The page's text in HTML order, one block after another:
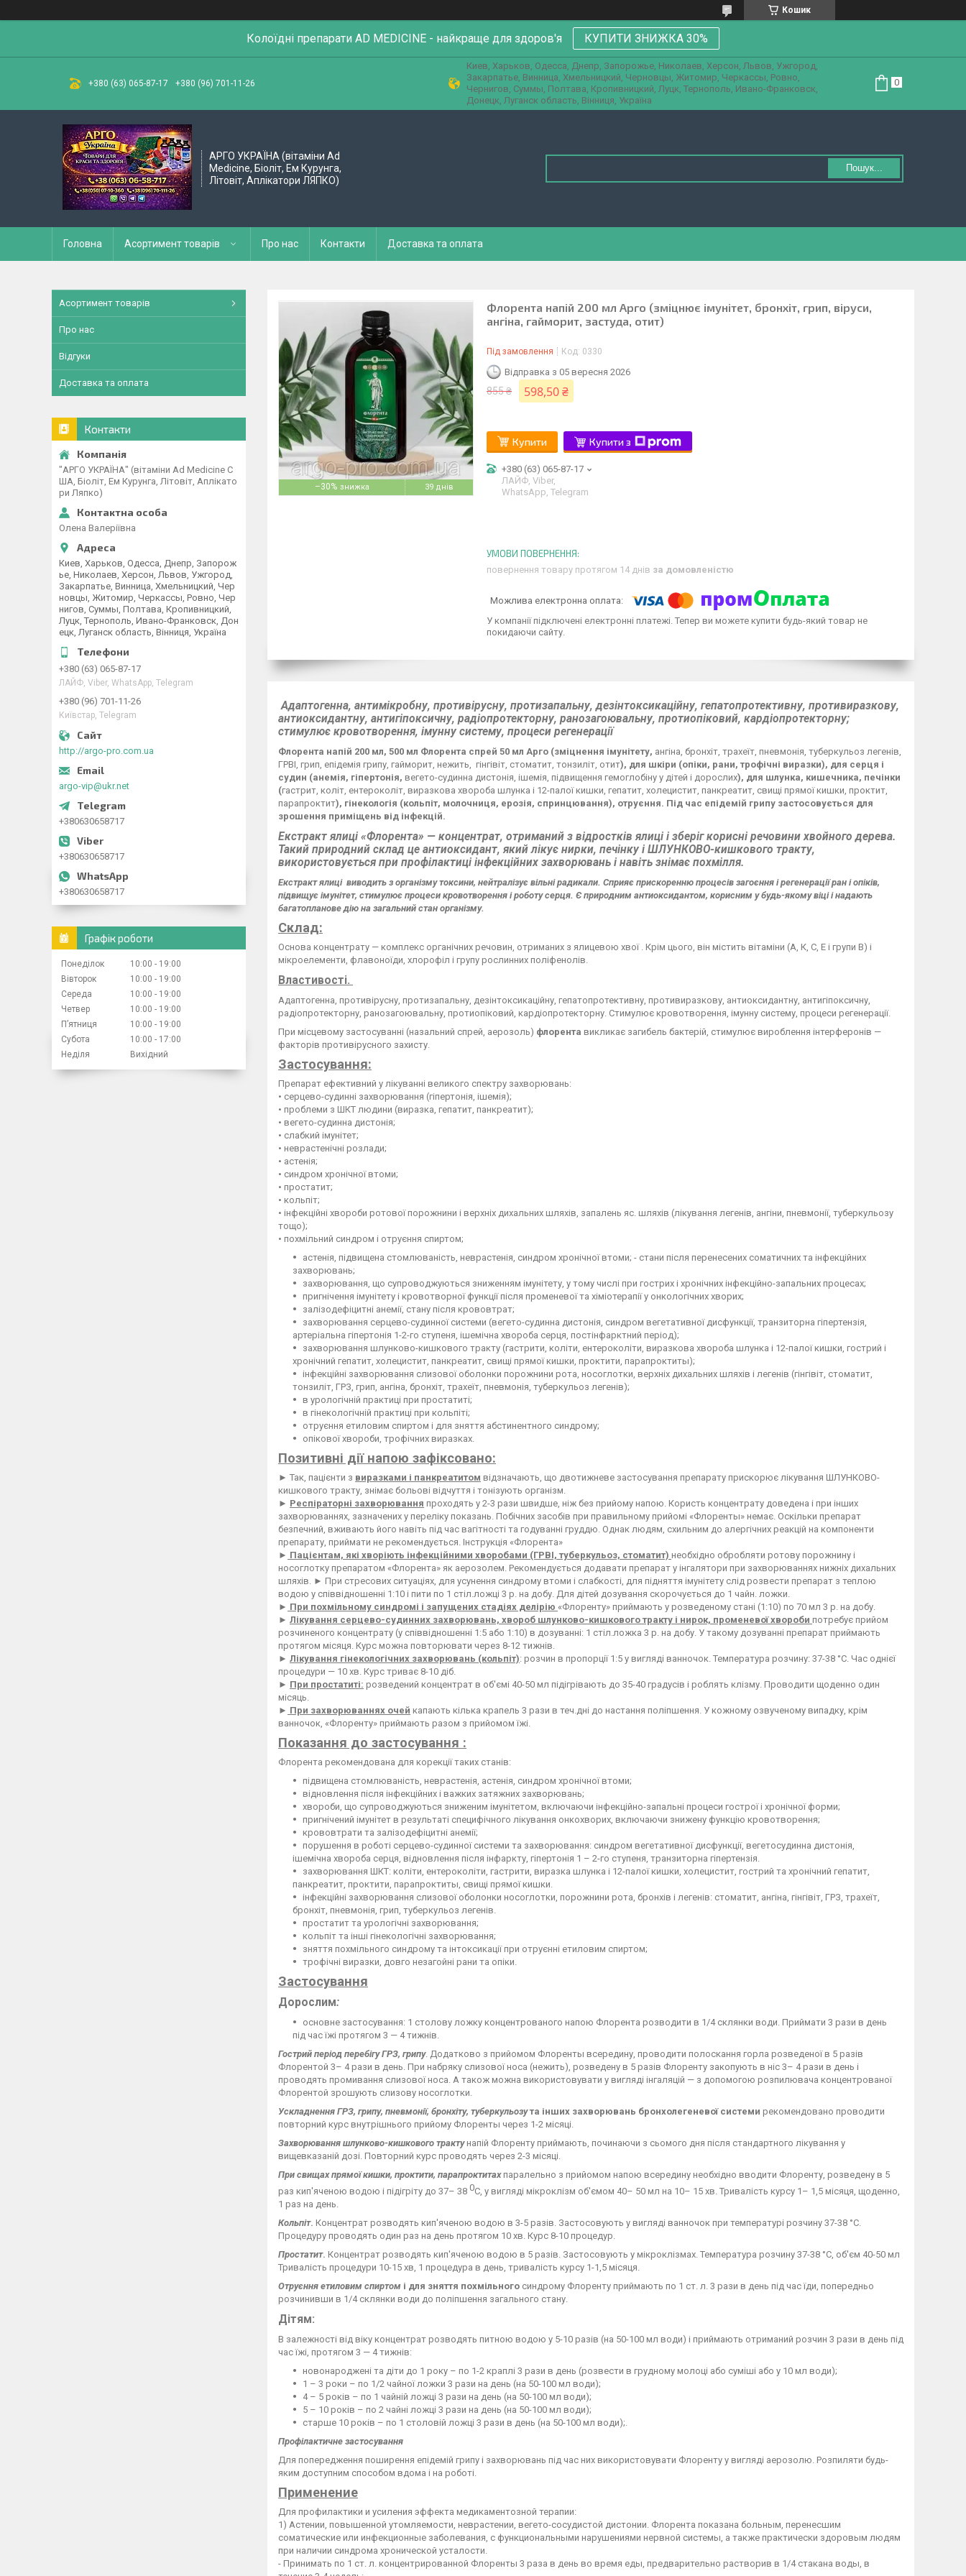
Кошик
Колоїдні препарати AD MEDICINE - найкраще для здоров'я КУПИТИ ЗНИЖКА 30%
+380 (63) 065-87-17 +380 (96) 701-11-26
Киев, Харьков, Одесса, Днепр, Запорожье, Николаев, Херсон, Львов, Ужгород,
Закарпатье, Винница, Хмельницкий, Черновцы, Житомир, Черкассы, Ровно,
Чернигов, Суммы, Полтава, Кропивницкий, Луцк, Тернополь, Ивано-Франковск,
Донецк, Луганск область, Вінниця, Україна
АРГО УКРАЇНА (вітаміни Ad
Medicine, Біоліт, Ем Курунга,
Літовіт, Аплікатори ЛЯПКО)
Пошук...
Головна Асортимент товарів Про нас Контакти Доставка та оплата
–30% 39 днів
Флорента напій 200 мл Арго (зміцнює імунітет, бронхіт, грип, віруси,
ангіна, гайморит, застуда, отит)
Під замовлення Код: 0330
Відправка з 05 вересня 2026
855 ₴ 598,50 ₴
Купити Купити з
+380 (63) 065-87-17
ЛАЙФ, Viber,
WhatsApp, Telegram
повернення товару протягом 14 днів за домовленістю
У компанії підключені електронні платежі. Тепер ви можете купити будь-який товар не
покидаючи сайту.
Адаптогенна, антимікробну, противірусну, протизапальну, дезінтоксикаційну, гепатопротективну, противиразкову,
антиоксидантну, антигіпоксичну, радіопротекторну, ранозагоювальну, протиопіковий, кардіопротекторну;
стимулює кровотворення, імунну систему, процеси регенерації
Флорента напій 200 мл, 500 мл Флорента спрей 50 мл Арго (зміцнення імунітету, ангіна, бронхіт, трахеїт, пневмонія, туберкульоз легенів,
ГРВІ, грип, епідемія грипу, гайморит, нежить,
гінгівіт, стоматит, тонзиліт, отит), для шкіри (опіки, рани, трофічні виразки), для серця і
судин (анемія, гіпертонія, вегето-судинна дистонія, ішемія, підвищення гемоглобіну у дітей і дорослих), для шлунка, кишечника, печінки
(гастрит, коліт, ентероколіт, виразкова хвороба шлунка і 12-палої кишки, гепатит, холецистит, панкреатит, свищі прямої кишки, проктит,
парапроктит), гінекологія (кольпіт, молочниця, ерозія, спринцювання), отруєння. Під час епідемій грипу застосовується для
зрошення приміщень від інфекцій.
Екстракт ялиці «Флорента» — концентрат, отриманий з відростків ялиці і зберіг корисні речовини хвойного дерева.
Такий природний склад це антиоксидант, який лікує нирки, печінку і ШЛУНКОВО-кишкового тракту,
використовується при профілактиці інфекційних захворювань і навіть знімає похмілля.
Екстракт ялиці виводить з організму токсини, нейтралізує вільні радикали. Сприяє прискоренню процесів загоєння і регенерації ран і опіків,
підвищує імунітет, стимулює процеси кровотворення і роботу серця. Є природним антиоксидантом, корисним у будь-якому віці і надають
багатопланове дію на загальний стан організму.
Склад:
Основа концентрату — комплекс органічних речовин, отриманих з ялицевою хвої . Крім цього, він містить вітаміни (А, К, С, Е і групи В) і
мікроелементи, флавоноїди, хлорофіл і групу рослинних поліфенолів.
Властивості.
Адаптогенна, противірусну, протизапальну, дезінтоксикаційну, гепатопротективну, противиразкову, антиоксидантну, антигіпоксичну,
радіопротекторну, ранозагоювальну, протиопіковий, кардіопротекторну. Стимулює кровотворення, імунну систему, процеси регенерації.
При місцевому застосуванні (назальний спрей, аерозоль) флорента викликає загибель бактерій, стимулює вироблення інтерферонів —
факторів противірусного захисту.
Застосування:
Препарат ефективний у лікуванні великого спектру захворювань:
• серцево-судинні захворювання (гіпертонія, ішемія);
• проблеми з ШКТ людини (виразка, гепатит, панкреатит);
• вегето-судинна дистонія;
• слабкий імунітет;
• неврастенічні розлади;
• астенія;
• синдром хронічної втоми;
• простатит;
• кольпіт;
• інфекційні хвороби ротової порожнини і верхніх дихальних шляхів, запалень яс. шляхів (лікування легенів, ангіни, пневмонії, туберкульозу
тощо);
• похмільний синдром і отруєння спиртом;
астенія, підвищена стомлюваність, неврастенія, синдром хронічної втоми; - стани після перенесених соматичних та інфекційних
захворювань;
захворювання, що супроводжуються зниженням імунітету, у тому числі при гострих і хронічних інфекційно-запальних процесах;
пригнічення імунітету і кровотворної функції після променевої та хіміотерапії у онкологічних хворих;
залізодефіцитні анемії, стану після крововтрат;
захворювання серцево-судинної системи (вегето-судинна дистонія, синдром вегетативної дисфункції, транзиторна гіпертензія,
артеріальна гіпертонія 1-2-го ступеня, ішемічна хвороба серця, постінфарктний період);
захворювання шлунково-кишкового тракту (гастрити, коліти, ентероколіти, виразкова хвороба шлунка і 12-палої кишки, гострий і
хронічний гепатит, холецистит, панкреатит, свищі прямої кишки, проктити, парапроктиты);
інфекційні захворювання слизової оболонки порожнини рота, носоглотки, верхніх дихальних шляхів і легенів (гінгівіт, стоматит,
тонзиліт, ГРЗ, грип, ангіна, бронхіт, трахеїт, пневмонія, туберкульоз легенів);
в урологічній практиці при простатиті;
в гінекологічній практиці при кольпіті;
отруєння етиловим спиртом і для зняття абстинентного синдрому;
опікової хвороби, трофічних виразках.
Позитивні дії напою зафіксовано:
► Так, пацієнти з виразками і панкреатитом відзначають, що двотижневе застосування препарату прискорює лікування ШЛУНКОВО-
кишкового тракту, знімає больові відчуття і тонізують організм.
► Респіраторні захворювання проходять у 2-3 рази швидше, ніж без прийому напою. Користь концентрату доведена і при інших
захворюваннях, зазначених у переліку показань. Побічних засобів при правильному прийомі «Флоренты» немає. Оскільки препарат
безпечний, вживають його навіть під час вагітності та годуванні груддю. Однак людям, схильним до алергічних реакцій на компоненти
препарату, приймати не рекомендується. Інструкція «Флорента»
► Пацієнтам, які хворіють інфекційними хворобами (ГРВІ, туберкульоз, стоматит) необхідно обробляти ротову порожнину і
носоглотку препаратом «Флорента» як аерозолем. Рекомендується додавати препарат у інгалятори при захворюваннях нижніх дихальних
шляхів. ► При стресових ситуаціях, для усунення синдрому втоми і слабкості, для підняття імунітету слід розвести препарат з теплою
водою у співвідношенні 1:10 і пити по 1 стіл.ложці 3 р. на добу. Для дітей дозування скорочується до 1 чайн. ложки.
► При похмільному синдромі і запущених стадіях делірію «Флоренту» приймають у розведеному стані (1:10) по 70 мл 3 р. на добу.
► Лікування серцево-судинних захворювань, хвороб шлунково-кишкового тракту і нирок, променевої хвороби потребує прийом
розчиненого концентрату (у співвідношенні 1:5 або 1:10) в дозуванні: 1 стіл.ложка 3 р. на добу. У такому дозуванні препарат приймають
протягом місяця. Курс можна повторювати через 8-12 тижнів.
► Лікування гінекологічних захворювань (кольпіт): розчин в пропорції 1:5 у вигляді ванночок. Температура розчину: 37-38 °С. Час однієї
процедури — 10 хв. Курс триває 8-10 діб.
► При простатиті: розведений концентрат в об'ємі 40-50 мл підігрівають до 35-40 градусів і роблять клізму. Проводити щоденно один
місяць.
► При захворюваннях очей капають кілька крапель 3 рази в теч.дні до настання поліпшення. У кожному озвученому випадку, крім
ванночок, «Флоренту» приймають разом з прийомом їжі.
Показання до застосування :
Флорента рекомендована для корекції таких станів:
підвищена стомлюваність, неврастенія, астенія, синдром хронічної втоми;
відновлення після інфекційних і важких затяжних захворювань;
хвороби, що супроводжуються зниженим імунітетом, включаючи інфекційно-запальні процеси гострої і хронічної форми;
пригнічений імунітет в результаті специфічного лікування онкохворих, включаючи знижену функцію кровотворення;
крововтрати та залізодефіцитні анемії;
порушення в роботі серцево-судинної системи та захворювання: синдром вегетативної дисфункції, вегетосудинна дистонія,
ішемічна хвороба серця, відновлення після інфаркту, гіпертонія 1 – 2-го ступеня, транзиторна гіпертензія.
захворювання ШКТ: коліти, ентероколіти, гастрити, виразка шлунка і 12-палої кишки, холецистит, гострий та хронічний гепатит,
панкреатит, проктити, парапроктиты, свищі прямої кишки.
інфекційні захворювання слизової оболонки носоглотки, порожнини рота, бронхів і легенів: стоматит, ангіна, гінгівіт, ГРЗ, трахеїт,
бронхіт, пневмонія, грип, туберкульоз легенів.
простатит та урологічні захворювання;
кольпіт та інші гінекологічні захворювання;
зняття похмільного синдрому та інтоксикації при отруєнні етиловим спиртом;
трофічні виразки, довго незагойні рани та опіки.
Застосування
Дорослим:
основне застосування: 1 столову ложку концентрованого напою Флорента розводити в 1/4 склянки води. Приймати 3 рази в день
під час їжі протягом 3 — 4 тижнів.
Гострий період перебігу ГРЗ, грипу. Додатково з прийомом Флоренты всередину, проводити полоскання горла розведеної в 5 разів
Флорентой 3– 4 рази в день. При набряку слизової носа (нежить), розведену в 5 разів Флоренту закопують в ніс 3– 4 рази в день і
проводять промивання слизової носа. А також можна використовувати у вигляді інгаляцій — з допомогою розпилювача концентрованої
Флорентой зрошують слизову носоглотки.
Ускладнення ГРЗ, грипу, пневмонії, бронхіту, туберкульозута інших захворювань бронхолегеневої системи рекомендовано проводити
повторний курс внутрішнього прийому Флоренты через 1-2 місяці.
Захворювання шлунково-кишкового трактунапій Флоренту приймають, починаючи з сьомого дня після стандартного лікування у
вищевказаній дозі. Повторний курс проводять через 2-3 місяці.
При свищах прямої кишки, проктити, парапроктитахпаралельно з прийомом напою всередину необхідно вводити Флоренту, розведену в 5
раз кип'яченою водою і підігріту до 37– 38 0С, у вигляді мікроклізм об'ємом 40– 50 мл на 10– 15 хв. Тривалість курсу 1– 1,5 місяця, щоденно,
1 раз на день.
Кольпіт. Концентрат розводять кип'яченою водою в 3-5 разів. Застосовують у вигляді ванночок при температурі розчину 37-38 °С.
Процедуру проводять один раз на день протягом 10 хв. Курс 8-10 процедур.
Простатит. Концентрат розводять кип'яченою водою в 5 разів. Застосовують у мікроклізмах. Температура розчину 37-38 °С, об'єм 40-50 мл
Тривалість процедури 10-15 хв, 1 процедура в день, тривалість курсу 1-1,5 місяця.
Отруєння етиловим спиртом і для зняття похмільного синдрому Флоренту приймають по 1 ст. л. 3 рази в день під час їди, попередньо
розчинивши в 1/4 склянки води до поліпшення загального стану.
Дітям:
В залежності від віку концентрат розводять питною водою у 5-10 разів (на 50-100 мл води) і приймають отриманий розчин 3 рази в день під
час їжі, протягом 3 — 4 тижнів:
новонароджені та діти до 1 року – по 1-2 краплі 3 рази в день (розвести в грудному молоці або суміші або у 10 мл води);
1 – 3 роки – по 1/2 чайної ложки 3 рази на день (на 50-100 мл води);
4 – 5 років – по 1 чайній ложці 3 рази на день (на 50-100 мл води);
5 – 10 років – по 2 чайні ложці 3 рази на день (на 50-100 мл води);
старше 10 років – по 1 столовій ложці 3 рази в день (на 50-100 мл води);.
Профілактичне застосування
Для попередження поширення епідемій грипу і захворювань під час них використовувати Флоренту у вигляді аерозолю. Розпиляти будь-
яким доступним способом вдома і на роботі.
Применение
Для профилактики и усиления эффекта медикаментозной терапии:
1) Астении, повышенной утомляемости, неврастении, вегето-сосудистой дистонии. Флорента показана больным, перенесшим
соматические или инфекционные заболевания, с функциональными нарушениями нервной системы, а также практически здоровым людям
при наличии синдрома хронической усталости.
- Принимать по 1 ст. л. концентрированной Флоренты 3 раза в день во время еды, предварительно растворив в 1/4 стакана воды, в
Асортимент товарів
Про нас
Відгуки
Доставка та оплата
Контакти
"АРГО УКРАЇНА" (вітаміни Ad Medicine С
ША, Біоліт, Ем Курунга, Літовіт, Аплікато
ри Ляпко)
Олена Валеріївна
Киев, Харьков, Одесса, Днепр, Запорож
ье, Николаев, Херсон, Львов, Ужгород,
Закарпатье, Винница, Хмельницкий, Чер
новцы, Житомир, Черкассы, Ровно, Чер
нигов, Суммы, Полтава, Кропивницкий,
Луцк, Тернополь, Ивано-Франковск, Дон
ецк, Луганск область, Вінниця, Україна
+380 (63) 065-87-17
ЛАЙФ, Viber, WhatsApp, Telegram
+380 (96) 701-11-26
Київстар, Telegram
http://argo-pro.com.ua
argo-vip@ukr.net
+380630658717
+380630658717
+380630658717
Графік роботи
Понеділок 10:00
19:00
Вівторок
10:00
19:00
Середа
10:00
19:00
Четвер
10:00
19:00
Пʼятниця
10:00
19:00
Субота
10:00
17:00
Неділя
Вихідний